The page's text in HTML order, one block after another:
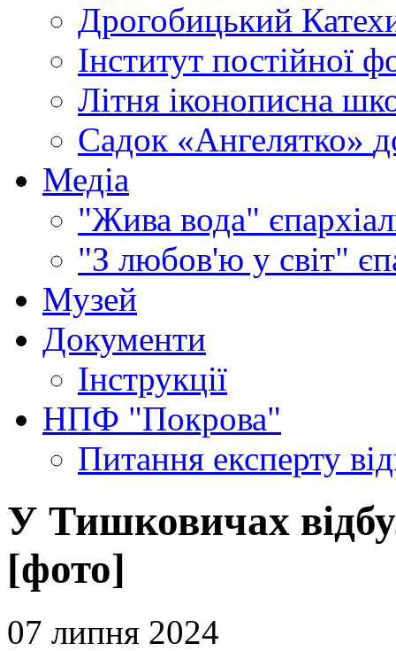
Дрогобицький
Інститут постійної
Літня іконописна
Садок «Ангелятко»
Медіа
"Жива вода"
"З любов'ю у світ"
Музей
Документи
Інструкції
НПФ "Покрова"
Питання експерту
У Тишковичах
[фото]
07 липня 2024